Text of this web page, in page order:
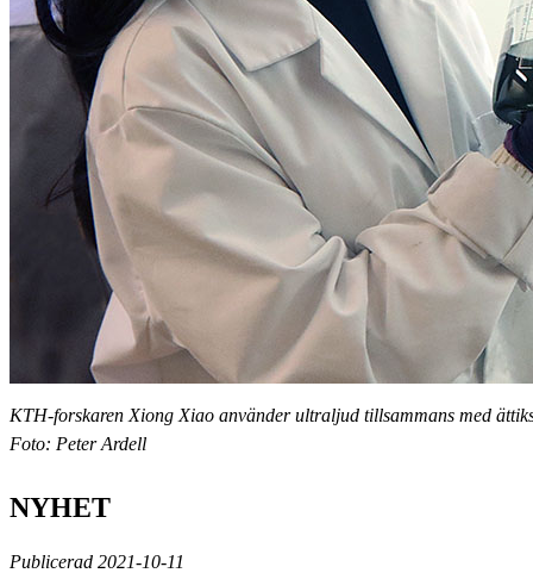
KTH-forskaren Xiong Xiao använder ultraljud tillsammans med
Foto: Peter Ardell
NYHET
Publicerad 2021-10-11